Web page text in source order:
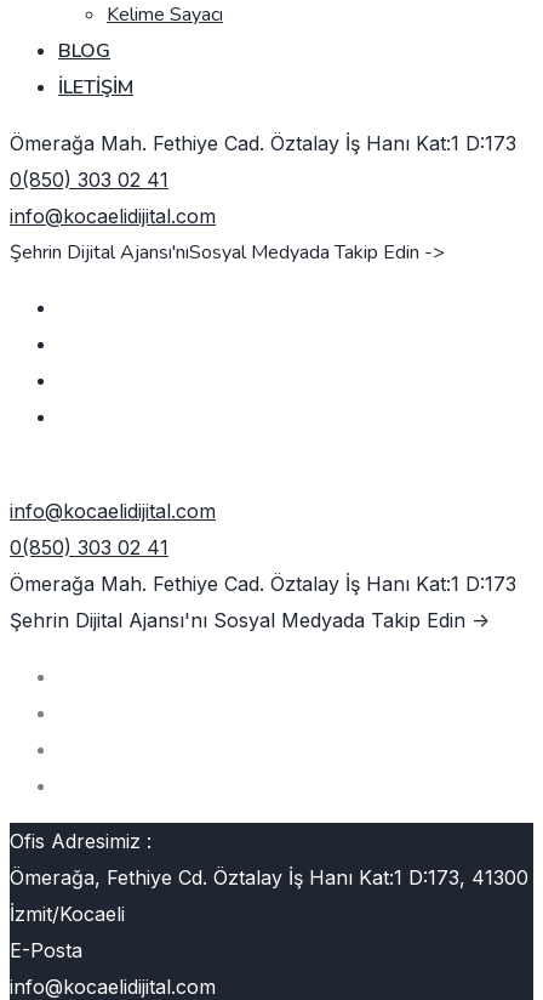
Kelime Sayacı
BLOG
İLETIŞIM
Ömerağa Mah. Fethiye Cad. Öztalay İş Hanı Kat:1 D:173
0(850) 303 02 41
info@kocaelidijital.com
Şehrin Dijital Ajansı'nıSosyal Medyada Takip Edin ->
info@kocaelidijital.com
0(850) 303 02 41
Ömerağa Mah. Fethiye Cad. Öztalay İş Hanı Kat:1 D:173
Şehrin Dijital Ajansı'nı Sosyal Medyada Takip Edin ->
Ofis Adresimiz :
Ömerağa, Fethiye Cd. Öztalay İş Hanı Kat:1 D:173, 41300
İzmit/Kocaeli
E-Posta
info@kocaelidijital.com